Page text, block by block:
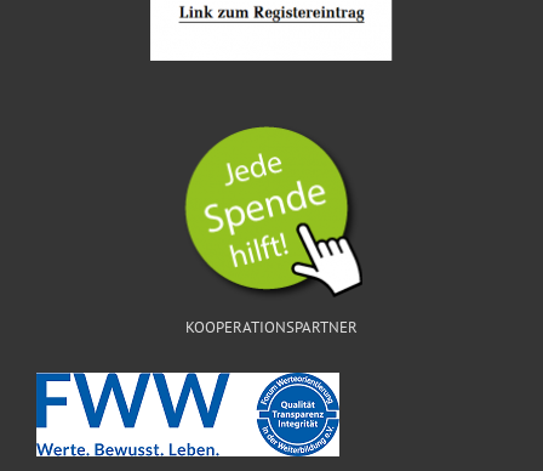
KOOPERATIONSPARTNER